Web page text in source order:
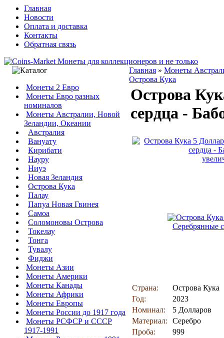
Главная
Новости
Оплата и доставка
Контакты
Обратная связь
Монеты 2 Евро
Монеты Евро разных
номиналов
Монеты Австралии, Новой
Зеландии, Океании
Австралия
Вануату
Кирибати
Науру
Ниуэ
Новая Зеландия
Острова Кука
Палау
Папуа Новая Гвинея
Самоа
Соломоновы Острова
Токелау
Тонга
Тувалу
Фиджи
Монеты Азии
Монеты Америки
Монеты Канады
Монеты Африки
Монеты Европы
Монеты России до 1917 года
Монеты РСФСР и СССР
1917-1991
Главная » Монеты
Острова Кука
Острова
сердца -
Страна:
Острова Кука
Год:
2023
Номинал:
5 Долларов
Материал:
Серебро
Проба:
999